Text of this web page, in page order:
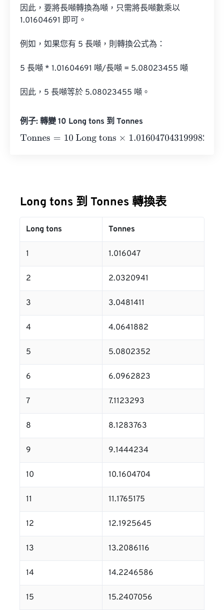
因此，要將長噸轉換為噸，只需將長噸數乘以
1.01604691 即可。
例如，如果您有 5 長噸，則轉換公式為：
5 長噸 * 1.01604691 噸/長噸 = 5.08023455 噸
因此，5 長噸等於 5.08023455 噸。
例子: 轉變 10 Long tons 到 Tonnes
Tonnes= 10 Long tons ×1.016047043199982=10.1604704
Long tons 到 Tonnes 轉換表
Long tons Tonnes
1 1.016047
2 2.0320941
3 3.0481411
4 4.0641882
5 5.0802352
6 6.0962823
7 7.1123293
8 8.1283763
9 9.1444234
10 10.1604704
11 11.1765175
12 12.1925645
13 13.2086116
14 14.2246586
15 15.2407056